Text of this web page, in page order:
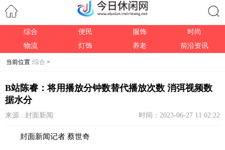
综合 便民 服饰
时尚
物流
灯饰 养老 前沿资讯
当前位置 :综合 >
B站陈睿：将用播放分钟数替代播放次数 消弭视频数
据水分
来源 : 封面新闻 时间：2023-06-27 11:02:22
封面新闻记者 蔡世奇